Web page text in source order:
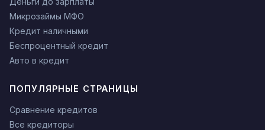
Микрозаймы МФО
Кредит наличными
Беспроцентный кредит
Авто в кредит
ПОПУЛЯРНЫЕ СТРАНИЦЫ
Сравнение кредитов
Все кредиторы